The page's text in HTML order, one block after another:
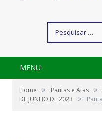
por:
MENU
Home » Pautas e Atas »
DE JUNHO DE 2023
»